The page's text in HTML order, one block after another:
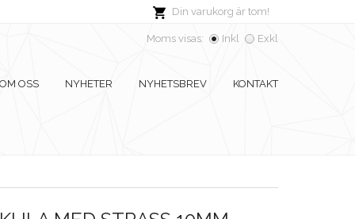
Din varukorg är tom!
Moms visas: Inkl Exkl
OM OSS NYHETER NYHETSBREV KONTAKT